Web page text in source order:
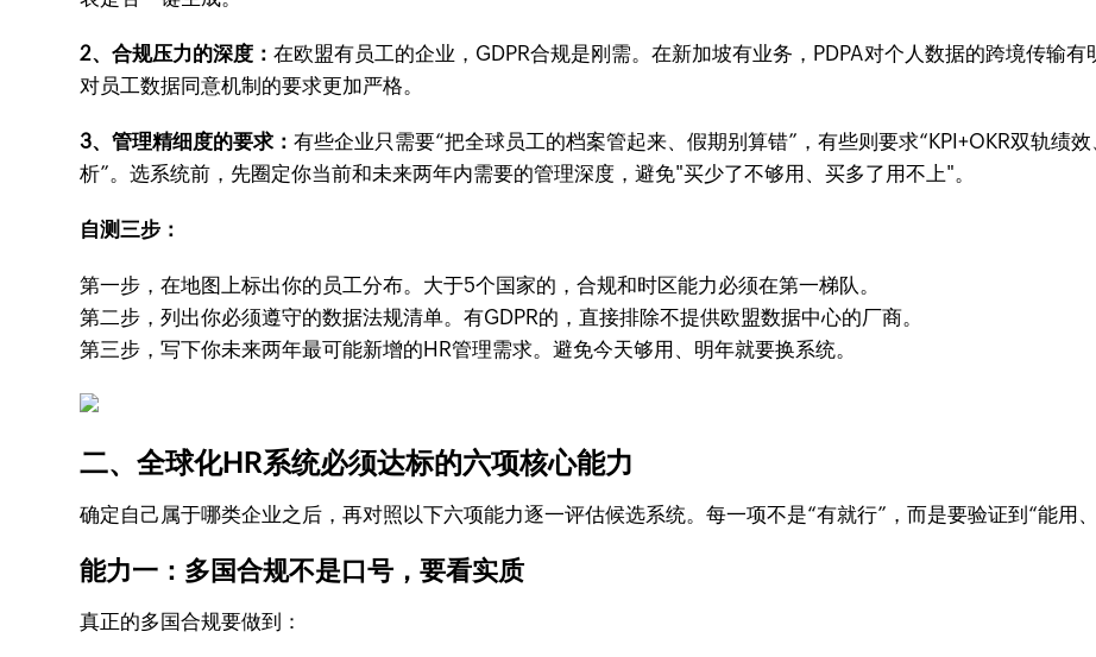
2、合规压力的深度：在欧盟有员工的企业，GDPR合规是刚需。在新加坡有业务，PDPA对个人数据的跨境传输
对员工数据同意机制的要求更加严格。
3、管理精细度的要求：有些企业只需要“把全球员工的档案管起来、假期别算错”，有些则要求“KPI+OKR双轨绩
析”。选系统前，先圈定你当前和未来两年内需要的管理深度，避免"买少了不够用、买多了用不上"。
自测三步：
第一步，在地图上标出你的员工分布。大于5个国家的，合规和时区能力必须在第一梯队。
第二步，列出你必须遵守的数据法规清单。有GDPR的，直接排除不提供欧盟数据中心的厂商。
第三步，写下你未来两年最可能新增的HR管理需求。避免今天够用、明年就要换系统。
二、全球化HR系统必须达标的六项核心能力
确定自己属于哪类企业之后，再对照以下六项能力逐一评估候选系统。每一项不是“有就行”，而是要验证到“能用、
能力一：多国合规不是口号，要看实质
真正的多国合规要做到：